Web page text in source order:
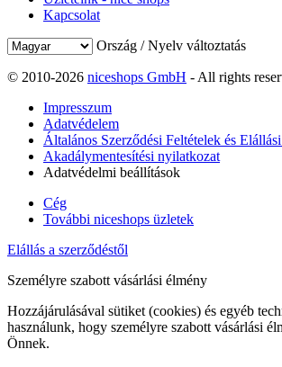
Kapcsolat
Ország / Nyelv változtatás
© 2010-2026 niceshops GmbH - All rights
Impresszum
Adatvédelem
Általános Szerződési Feltételek és
Akadálymentesítési nyilatkozat
Adatvédelmi beállítások
Cég
További niceshops üzletek
Elállás a szerződéstől
Személyre szabott vásárlási élmény
Hozzájárulásával sütiket (cookies) és egyéb
használunk, hogy személyre szabott vásárlási
Önnek.